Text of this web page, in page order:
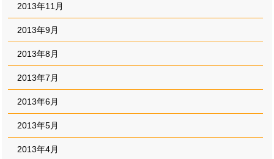
2013年11月
2013年9月
2013年8月
2013年7月
2013年6月
2013年5月
2013年4月